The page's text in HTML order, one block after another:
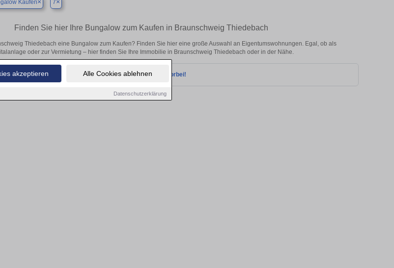
akzeptieren Alle Cookies ablehnen
Datenschutzerklärung
Kaufen 7
Finden Sie hier Ihre Bungalow zum Kaufen in Braunschweig Thiedebach
Thiedebach eine Bungalow zum Kaufen? Finden Sie hier eine große Auswahl an Eigentumswohnungen. Egal, ob als
oder zur Vermietung – hier finden Sie Ihre Immobilie in Braunschweig Thiedebach oder in der Nähe.
keine passenden Objekte finden. Schauen Sie bald wieder vorbei!